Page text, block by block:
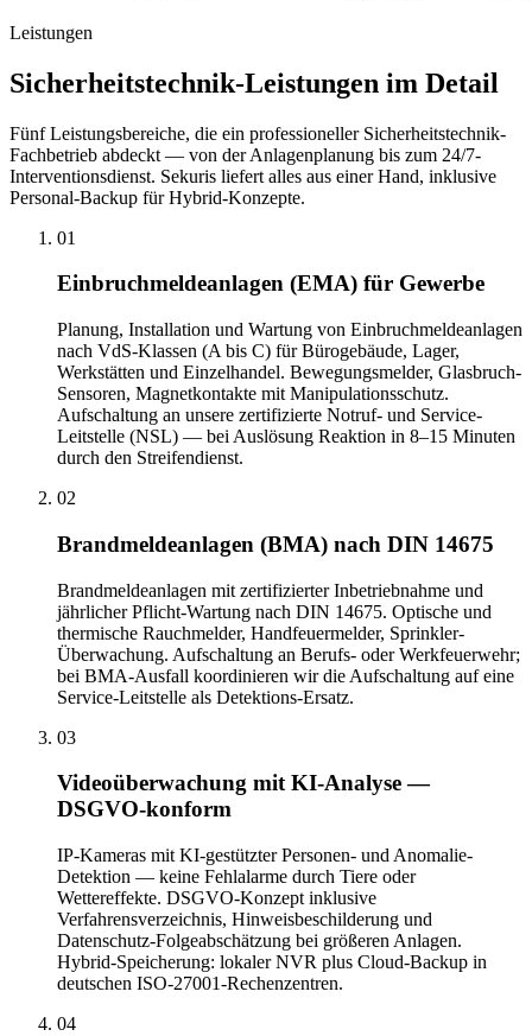
Leistungen
Sicherheitstechnik-Leistungen im Detail
Fünf Leistungsbereiche, die ein professioneller Sicherheitstechnik-
Fachbetrieb abdeckt — von der Anlagenplanung bis zum 24/7-
Interventionsdienst. Sekuris liefert alles aus einer Hand, inklusive
Personal-Backup für Hybrid-Konzepte.
01
Einbruchmeldeanlagen (EMA) für Gewerbe
Planung, Installation und Wartung von Einbruchmeldeanlagen
nach VdS-Klassen (A bis C) für Bürogebäude, Lager,
Werkstätten und Einzelhandel. Bewegungsmelder, Glasbruch-
Sensoren, Magnetkontakte mit Manipulationsschutz.
Aufschaltung an unsere zertifizierte Notruf- und Service-
Leitstelle (NSL) — bei Auslösung Reaktion in 8–15 Minuten
durch den Streifendienst.
02
Brandmeldeanlagen (BMA) nach DIN 14675
Brandmeldeanlagen mit zertifizierter Inbetriebnahme und
jährlicher Pflicht-Wartung nach DIN 14675. Optische und
thermische Rauchmelder, Handfeuermelder, Sprinkler-
Überwachung. Aufschaltung an Berufs- oder Werkfeuerwehr;
bei BMA-Ausfall koordinieren wir die Aufschaltung auf eine
Service-Leitstelle als Detektions-Ersatz.
03
Videoüberwachung mit KI-Analyse —
DSGVO-konform
IP-Kameras mit KI-gestützter Personen- und Anomalie-
Detektion — keine Fehlalarme durch Tiere oder
Wettereffekte. DSGVO-Konzept inklusive
Verfahrensverzeichnis, Hinweisbeschilderung und
Datenschutz-Folgeabschätzung bei größeren Anlagen.
Hybrid-Speicherung: lokaler NVR plus Cloud-Backup in
deutschen ISO-27001-Rechenzentren.
04